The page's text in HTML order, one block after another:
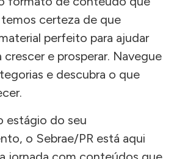
certeza de que
perfeito para ajudar
e prosperar. Navegue
e descubra o que
estágio do seu
o Sebrae/PR está aqui